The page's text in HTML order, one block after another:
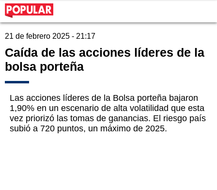
21 de febrero 2025 - 21:17
Caída de las acciones líderes de la
bolsa porteña
Las acciones líderes de la Bolsa porteña bajaron
1,90% en un escenario de alta volatilidad que esta
vez priorizó las tomas de ganancias. El riesgo país
subió a 720 puntos, un máximo de 2025.